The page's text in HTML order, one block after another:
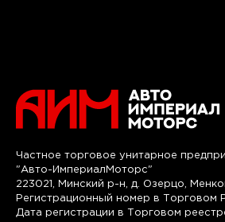
Частное торговое унитарное
"Авто-ИмпериалМоторс"
223021, Минский р-н, д. Озерцо,
Регистрационный номер в Торговом
Дата регистрации в Торговом